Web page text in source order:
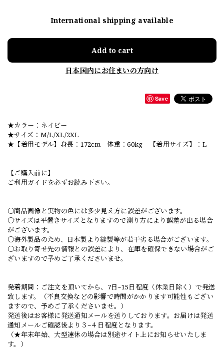
International shipping available
Add to cart
日本国内にお住まいの方向け
Save
★カラー：ネイビー
★サイズ：M/L/XL/2XL
★【着用モデル】身長：172cm 体重：60kg 【着用サイズ】：L
【ご購入前に】
ご利用ガイドを必ずお読み下さい。
○商品画像と実物の色には多少見え方に誤差がございます。
○サイズは平置きサイズとなりますので測り方により誤差が出る場合
がございます。
○海外製品のため、日本製より縫製等が若干劣る場合がございます。
○お取り寄せ先の情報との誤差により、在庫を確保できない場合がご
ざいますので予めご了承くださいませ。
発着期間：ご注文を頂いてから、7日~15日程度（休業日除く）で発送
致します。（不良交換などの影響で時間がかかります可能性もござい
ますので、予めご了承くださいませ。）
発送後はお客様に発送通知メールを送りしております。お届けは発送
通知メールご確認後より３~４日程度となります。
（★年末年始、大型連休の場合は別途サイト上にお知らせいたしま
す。）